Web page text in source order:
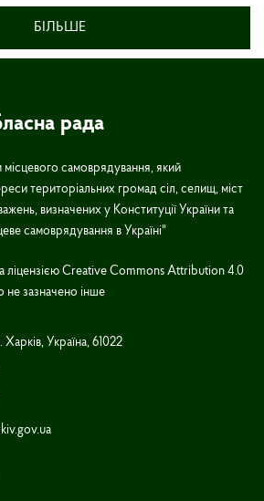
БІЛЬШЕ
рада
самоврядування, який
територіальних громад сіл, селищ, міст
визначених у Конституції України та
самоврядування в Україні"
ліцензією Creative Commons Attribution 4.0
не зазначено інше
Україна, 61022